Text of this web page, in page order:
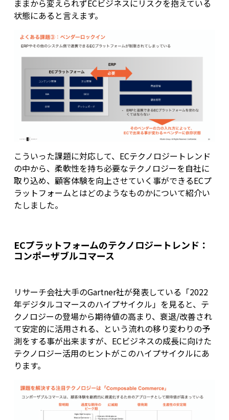
ままから変えられずECビジネスにリスクを抱えている
状態にあると言えます。
こういった課題に対応して、ECテクノロジートレンド
の中から、柔軟性を持ち必要なテクノロジーを自社に
取り込め、顧客体験を向上させていく事ができるECプ
ラットフォームとはどのようなものかについて紹介い
たしました。
ECプラットフォームのテクノロジートレンド：
コンポーザブルコマース
リサーチ会社大手のGartner社が発表している「2022
年デジタルコマースのハイプサイクル」を見ると、テ
クノロジーの登場から期待値の高まり、衰退/改善され
て安定的に活用される、という流れの移り変わりの予
測をする事が出来ますが、ECビジネスの成長に向けた
テクノロジー活用のヒントがこのハイプサイクルにあ
ります。